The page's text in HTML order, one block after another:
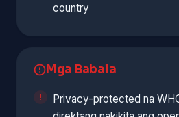
country
Mga Babala
Privacy-protected na